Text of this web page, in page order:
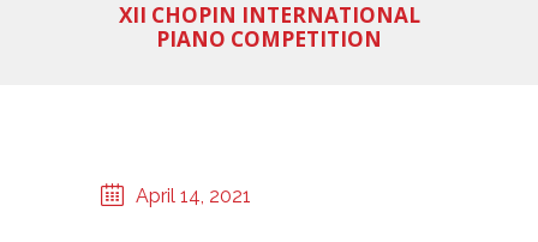
XII CHOPIN INTERNATIONAL
PIANO COMPETITION
April 14, 2021